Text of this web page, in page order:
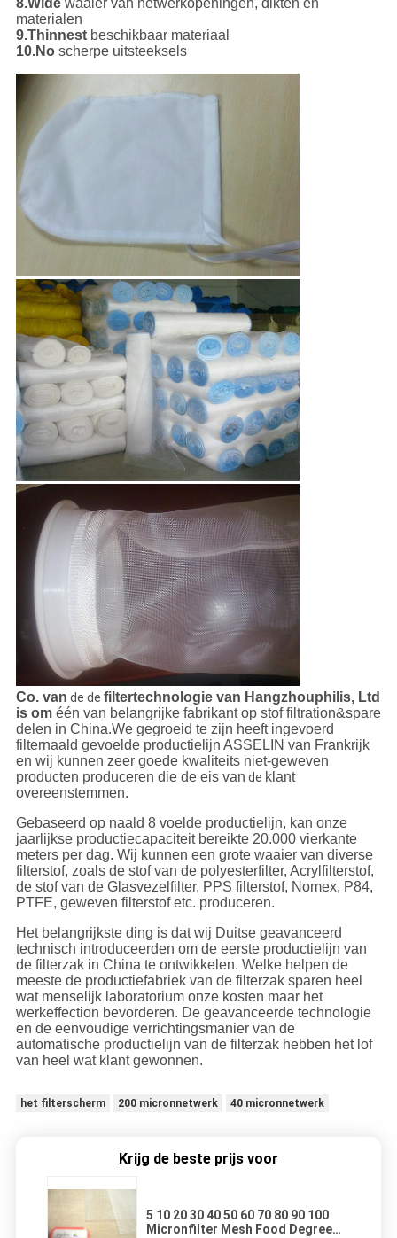
8.Widewaaier van netwerkopeningen, dikten en
materialen
9.Thinnestbeschikbaar materiaal
10.Noscherpe uitsteeksels
Co. van de de filtertechnologie van Hangzhouphilis, Ltd
is oméén van belangrijke fabrikant op stof filtration&spare
delen in China.We gegroeid te zijn heeft ingevoerd
filternaald gevoelde productielijn ASSELIN van Frankrijk
en wij kunnen zeer goede kwaliteits niet-geweven
producten produceren die de eis van de klant
overeenstemmen.
Gebaseerd op naald 8 voelde productielijn, kan onze
jaarlijkse productiecapaciteit bereikte 20.000 vierkante
meters per dag. Wij kunnen een grote waaier van diverse
filterstof, zoals de stof van de polyesterfilter, Acrylfilterstof,
de stof van de Glasvezelfilter, PPS filterstof, Nomex, P84,
PTFE, geweven filterstof etc. produceren.
Het belangrijkste ding is dat wij Duitse geavanceerd
technisch introduceerden om de eerste productielijn van
de filterzak in China te ontwikkelen. Welke helpen de
meeste de productiefabriek van de filterzak sparen heel
wat menselijk laboratorium onze kosten maar het
werkeffection bevorderen. De geavanceerde technologie
en de eenvoudige verrichtingsmanier van de
automatische productielijn van de filterzak hebben het lof
van heel wat klant gewonnen.
het filterscherm 200 micronnetwerk 40 micronnetwerk
Krijg de beste prijs voor
5 10 20 30 40 50 60 70 80 90 100
Micronfilter Mesh Food Degree